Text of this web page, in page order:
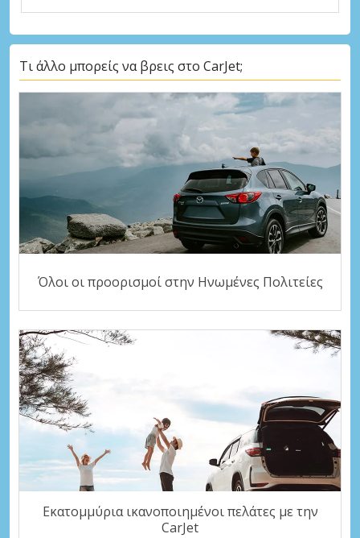
Τι άλλο μπορείς να βρεις στο CarJet;
Όλοι οι προορισμοί στην Ηνωμένες Πολιτείες
Εκατομμύρια ικανοποιημένοι πελάτες με την
CarJet